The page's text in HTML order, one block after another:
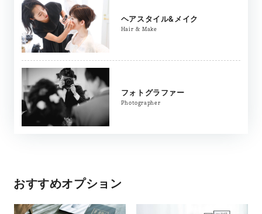
ヘアスタイル&メイク
Hair & Make
フォトグラファー
Photographer
おすすめオプション